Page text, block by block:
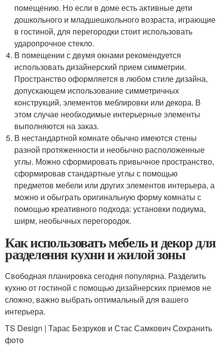
помещению. Но если в доме есть активные дети
дошкольного и младшешкольного возраста, играющие
в гостиной, для перегородки стоит использовать
ударопрочное стекло.
В помещении с двумя окнами рекомендуется
использовать дизайнерский прием симметрии.
Пространство оформляется в любом стиле дизайна,
допускающем использование симметричных
конструкций, элементов меблировки или декора. В
этом случае необходимые интерьерные элементы
выполняются на заказ.
В нестандартной комнате обычно имеются стены
разной протяженности и необычно расположенные
углы. Можно сформировать привычное пространство,
сформировав стандартные углы с помощью
предметов мебели или других элементов интерьера, а
можно и обыграть оригинальную форму комнаты с
помощью креативного подхода: установки подиума,
ширм, необычных перегородок.
Как использовать мебель и декор для
разделения кухни и жилой зоны
Свободная планировка сегодня популярна. Разделить
кухню от гостиной с помощью дизайнерских приемов не
сложно, важно выбрать оптимальный для вашего
интерьера.
TS Design | Тарас Безруков и Стас Самкович Сохранить
фото